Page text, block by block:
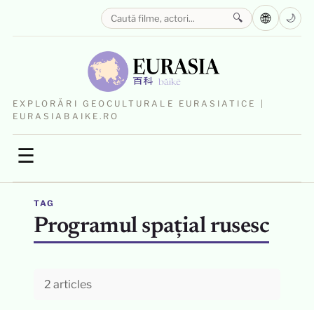
EXPLORĂRI GEOCULTURALE EURASIATICE |
EURASIABAIKE.RO
☰
🔍 🌐 🌙
TAG
Programul spațial rusesc
2 articles